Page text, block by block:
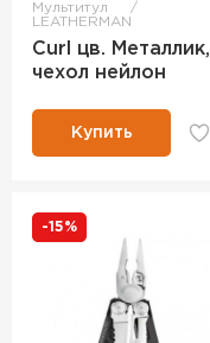
Мультитул
LEATHERMAN
Curl цв. Металлик,
чехол нейлон
Купить
-15%